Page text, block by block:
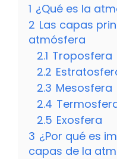
1 ¿Qué es la
2 Las capas
atmósfera
2.1 Troposfera
2.2
2.3 Mesosfera
2.4
2.5 Exosfera
3 ¿Por qué es
capas de la